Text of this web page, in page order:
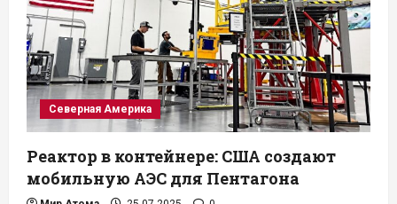
АЭС:
Palisades
возвращается
в
строй
Северная Америка
Реактор в контейнере: США создают
мобильную АЭС для Пентагона